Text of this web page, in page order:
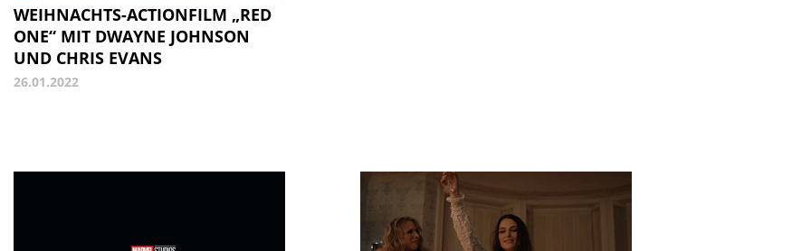
WEIHNACHTS-ACTIONFILM „RED
ONE“ MIT DWAYNE JOHNSON
UND CHRIS EVANS
26.01.2022